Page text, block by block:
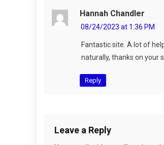
Hannah Chandler
08/24/2023 at 1:36 PM
Fantastic site. A lot of
naturally, thanks on your
Reply
Leave a Reply